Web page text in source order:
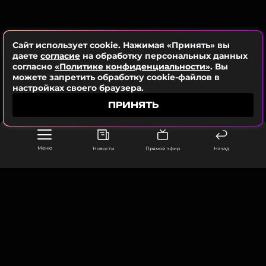
Меню Новости Прямой эфир Назад
Полина Гагарина
Музыкант, Певица, Актриса, Автор
Жанры: Поп
Биография, последние новости
и многое другое >
Проект «Музыка Победы» будет реализован с
Сайт использует cookie. Нажимая «Принять» вы
даете согласие на обработку персональных данных
согласно «Политике конфиденциальности». Вы
можете запретить обработку cookie-файлов в
настройках своего браузера.
ПРИНЯТЬ